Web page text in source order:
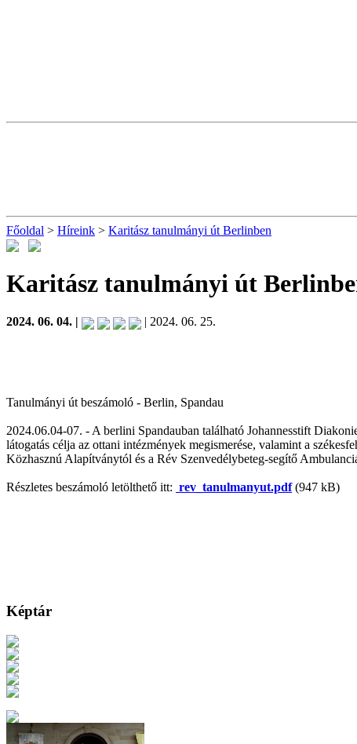
Főoldal > Híreink > Karitász tanulmányi út Berlinben
Karitász tanulmányi út
2024. 06. 04. | | 2024. 06. 25.
Tanulmányi út beszámoló - Berlin, Spandau
2024.06.04-07. - A berlini Spandauban található Johannesstift
látogatás célja az ottani intézmények megismerése, valamint a
Közhasznú Alapítványtól és a Rév Szenvedélybeteg-segítő
Részletes beszámoló letölthető itt: rev_tanulmanyut.pdf(947 kB)
Képtár